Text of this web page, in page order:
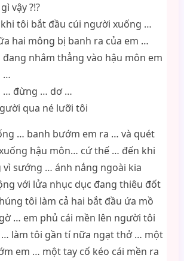
vậy ?!?
tôi bắt đầu cúi người xuống …
hai mông bị banh ra của em …
nhắm thẳng vào hậu môn em
…
… đừng … dơ …
qua né lưỡi tôi
… banh bướm em ra … và quét
hậu môn… cứ thế … đến khi
vì sướng … ánh nắng ngoài kia
với lửa nhục dục đang thiêu đốt
tôi làm cả hai bắt đầu ứa mồ
… em phủ cái mền lên người tôi
… làm tôi gần tí nữa ngạt thở … một
em … một tay cố kéo cái mền ra